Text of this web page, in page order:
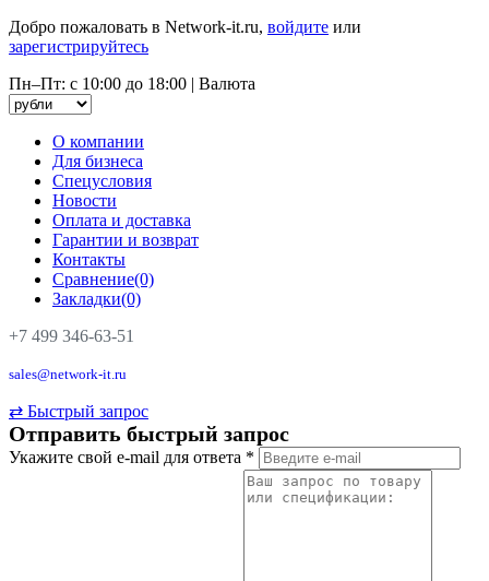
Добро пожаловать в Network-it.ru, войдите или
зарегистрируйтесь
Пн–Пт: с 10:00 до 18:00 | Валюта
О компании
Для бизнеса
Спецусловия
Новости
Оплата и доставка
Гарантии и возврат
Контакты
Сравнение(0)
Закладки(0)
+7 499 346-63-51
sales@network-it.ru
⇄ Быстрый запрос
Отправить быстрый запрос
Укажите свой e-mail для ответа *